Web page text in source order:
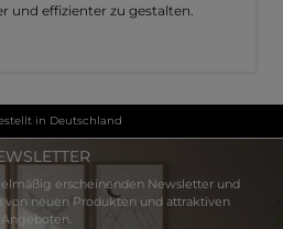
und effizienter zu gestalten.
in Deutschland
erscheinenden Newsletter und
von neuen Produkten und attraktiven
Angeboten.